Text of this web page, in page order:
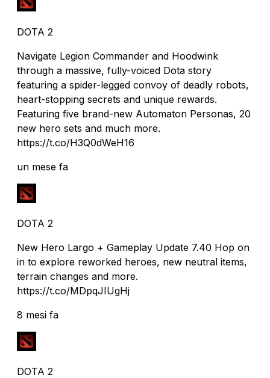
DOTA 2
Navigate Legion Commander and Hoodwink
through a massive, fully-voiced Dota story
featuring a spider-legged convoy of deadly robots,
heart-stopping secrets and unique rewards.
Featuring five brand-new Automaton Personas, 20
new hero sets and much more.
https://t.co/H3Q0dWeH16
un mese fa
DOTA 2
New Hero Largo + Gameplay Update 7.40 Hop on
in to explore reworked heroes, new neutral items,
terrain changes and more.
https://t.co/MDpqJIUgHj
8 mesi fa
DOTA 2